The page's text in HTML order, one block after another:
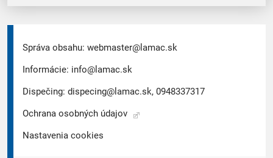
Správa obsahu: webmaster@lamac.sk
Informácie: info@lamac.sk
Dispečing: dispecing@lamac.sk, 0948337317
Ochrana osobných údajov
Nastavenia cookies